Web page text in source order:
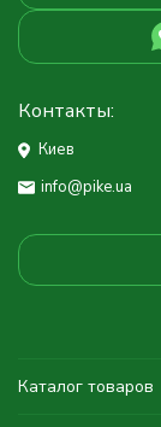
Контакты:
Киев
info@pike.ua
Каталог товаров